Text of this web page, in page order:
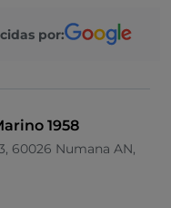
por:
1958
60026 Numana AN,